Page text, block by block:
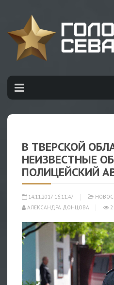
В ТВЕРСКОЙ
НЕИЗВЕСТНЫЕ
ПОЛИЦЕЙСКИЙ
14.11.2017 16:11:47
АЛЕКСАНДРА ДОНЦОВА
2